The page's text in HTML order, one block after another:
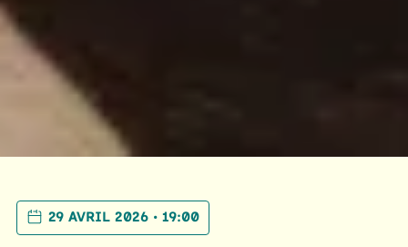
29 AVRIL 2026 • 19:00